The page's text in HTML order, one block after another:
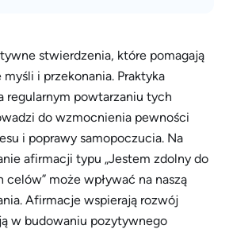
stwierdzenia, które pomagają
myśli i przekonania. Praktyka
regularnym powtarzaniu tych
do wzmocnienia pewności
i poprawy samopoczucia. Na
afirmacji typu „Jestem zdolny do
może wpływać na naszą
Afirmacje wspierają rozwój
w budowaniu pozytywnego